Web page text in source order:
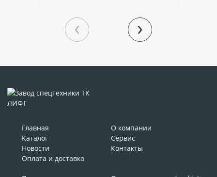
‹ ›
Главная
О компании
Каталог
Сервис
Новости
Контакты
Оплата и доставка